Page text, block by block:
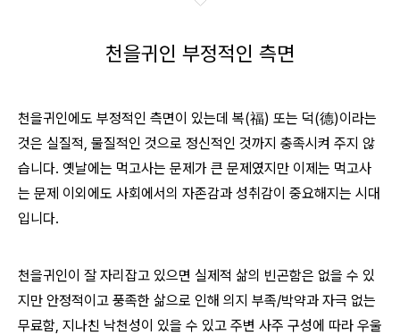
천을귀인 부정적인 측면
천을귀인에도 부정적인 측면이 있는데 복(福) 또는 덕(德)이라는
것은 실질적, 물질적인 것으로 정신적인 것까지 충족시켜 주지 않
습니다. 옛날에는 먹고사는 문제가 큰 문제였지만 이제는 먹고사
는 문제 이외에도 사회에서의 자존감과 성취감이 중요해지는 시대
입니다.
천을귀인이 잘 자리잡고 있으면 실제적 삶의 빈곤함은 없을 수 있
지만 안정적이고 풍족한 삶으로 인해 의지 부족/박약과 자극 없는
무료함, 지나친 낙천성이 있을 수 있고 주변 사주 구성에 따라 우울